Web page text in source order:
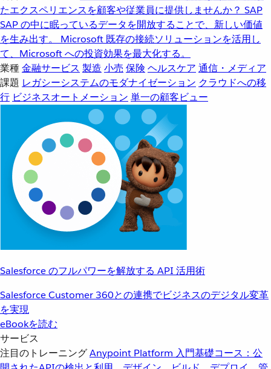
たエクスペリエンスを顧客や従業員に提供しませんか？ SAP
SAP の中に眠っているデータを開放することで、新しい価値
を生み出す。
Microsoft 既存の接続ソリューションを活用し
て、Microsoft への投資効果を最大化する。
業種金融サービス 製造 小売 保険 ヘルスケア 通信・メディア
課題 レガシーシステムのモダナイゼーション クラウドへの移
行 ビジネスオートメーション 単一の顧客ビュー
Salesforce のフルパワーを解放する API 活用術
Salesforce Customer 360との連携でビジネスのデジタル変革
を実現
eBookを読む
サービス
注目のトレーニングAnypoint Platform 入門基礎コース：公